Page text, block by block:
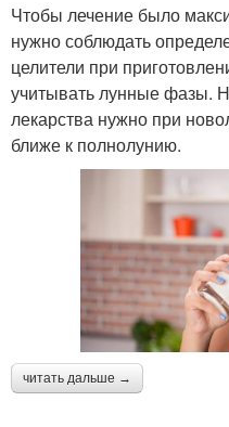
Чтобы лечение было
нужно соблюдать
целители при
учитывать лунные фазы.
лекарства нужно при
ближе к полнолунию.
читать дальше →